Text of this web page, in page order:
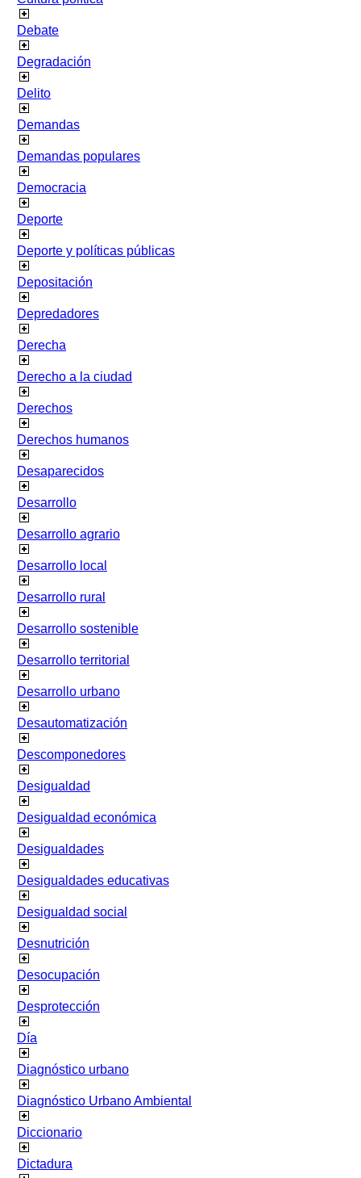
Debate
Degradación
Delito
Demandas
Demandas populares
Democracia
Deporte
Deporte y políticas públicas
Depositación
Depredadores
Derecha
Derecho a la ciudad
Derechos
Derechos humanos
Desaparecidos
Desarrollo
Desarrollo agrario
Desarrollo local
Desarrollo rural
Desarrollo sostenible
Desarrollo territorial
Desarrollo urbano
Desautomatización
Descomponedores
Desigualdad
Desigualdad económica
Desigualdades
Desigualdades educativas
Desigualdad social
Desnutrición
Desocupación
Desprotección
Día
Diagnóstico urbano
Diagnóstico Urbano Ambiental
Diccionario
Dictadura